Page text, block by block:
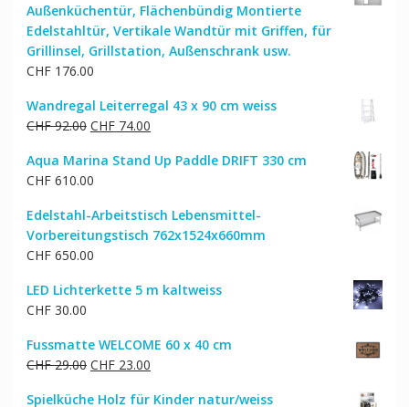
Außenküchentür, Flächenbündig Montierte
Edelstahltür, Vertikale Wandtür mit Griffen, für
Grillinsel, Grillstation, Außenschrank usw.
CHF176.00
Wandregal Leiterregal 43 x 90 cm weiss
CHF92.00 Ursprünglicher
war:
CHF 92.00
CHF74.00Aktueller
ist:
Aqua Marina Stand Up Paddle DRIFT 330 cm
CHF610.00
Edelstahl-Arbeitstisch Lebensmittel-
Vorbereitungstisch 762x1524x660mm
CHF650.00
LED Lichterkette 5 m kaltweiss
CHF30.00
Fussmatte WELCOME 60 x 40 cm
CHF29.00 Ursprünglicher
CHF23.00Aktueller
Spielküche Holz für Kinder natur/weiss